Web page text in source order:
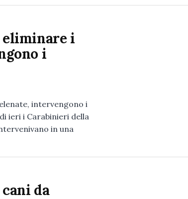
eliminare i
i
intervengono i
ieri i Carabinieri della
in una
da